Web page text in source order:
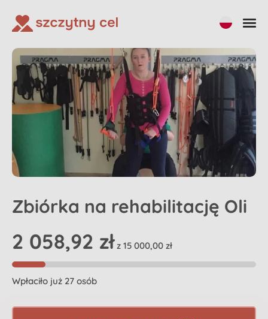
Zbiórka na rehabilitację Oli
2 058,92 zł z 15 000,00 zł
Wpłaciło już 27 osób
Udostępnij Wpłać na zbiórkę